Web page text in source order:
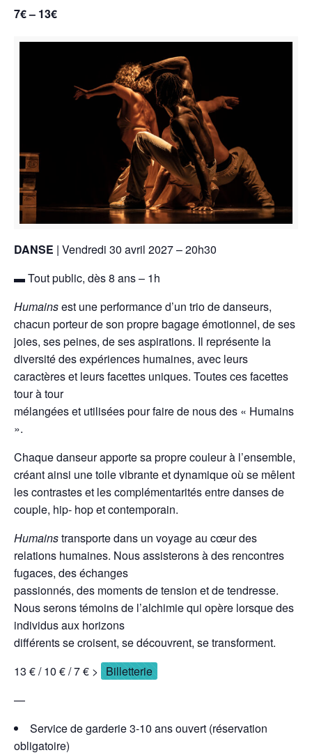
7€ – 13€
DANSE | Vendredi 30 avril 2027 – 20h30
▬ Tout public, dès 8 ans – 1h
Humainsest une performance d’un trio de danseurs,
chacun porteur de son propre bagage émotionnel, de ses
joies, ses peines, de ses aspirations. Il représente la
diversité des expériences humaines, avec leurs
caractères et leurs facettes uniques. Toutes ces facettes
tour à tour
mélangées et utilisées pour faire de nous des « Humains
».
Chaque danseur apporte sa propre couleur à l’ensemble,
créant ainsi une toile vibrante et dynamique où se mêlent
les contrastes et les complémentarités entre danses de
couple, hip- hop et contemporain.
Humainstransporte dans un voyage au cœur des
relations humaines. Nous assisterons à des rencontres
fugaces, des échanges
passionnés, des moments de tension et de tendresse.
Nous serons témoins de l’alchimie qui opère lorsque des
individus aux horizons
différents se croisent, se découvrent, se transforment.
13 € / 10 € / 7 € >
Billetterie
—
Service de garderie 3-10 ans ouvert (réservation
obligatoire)